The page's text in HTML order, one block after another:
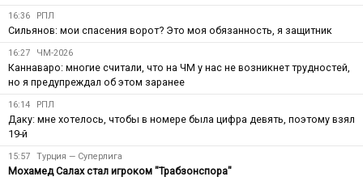
16:36 РПЛ
Сильянов: мои спасения ворот? Это моя обязанность, я защитник
16:27 ЧМ-2026
Каннаваро: многие считали, что на ЧМ у нас не возникнет трудностей,
но я предупреждал об этом заранее
16:14 РПЛ
Даку: мне хотелось, чтобы в номере была цифра девять, поэтому взял
19-й
15:57 Турция — Суперлига
Мохамед Салах стал игроком "Трабзонспора"